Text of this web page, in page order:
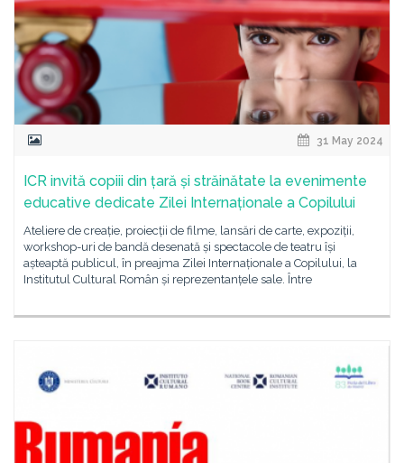
31 May 2024
ICR invită copiii din țară și străinătate la evenimente
educative dedicate Zilei Internaționale a Copilului
Ateliere de creație, proiecții de filme, lansări de carte, expoziții,
workshop-uri de bandă desenată și spectacole de teatru își
așteaptă publicul, în preajma Zilei Internaționale a Copilului, la
Institutul Cultural Român și reprezentanțele sale. Între